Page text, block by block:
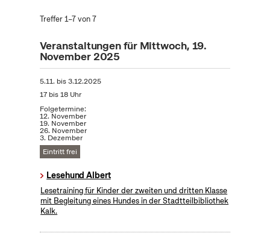
Treffer 1–7 von 7
Veranstaltungen für Mittwoch, 19.
November 2025
5.11. bis3.12.2025
17 bis 18 Uhr
Folgetermine:
12. November
19. November
26. November
3. Dezember
Eintritt frei
Lesehund Albert
Lesetraining für Kinder der zweiten und dritten Klasse
mit Begleitung eines Hundes in der Stadtteilbibliothek
Kalk.